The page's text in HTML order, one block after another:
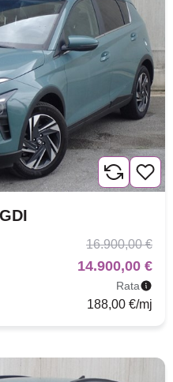
16.900,00 €
14.900,00 €
Rata
188,00 €/mj
Napredna pretraga